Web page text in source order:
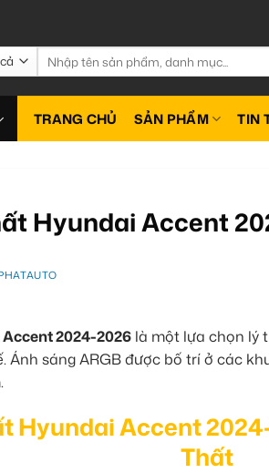
Tìm
kiếm:
TRANG CHỦ SẢN PHẨM TIN
Hyundai Accent
2024-2026 là một lựa chọn lý
Ánh sáng ARGB được bố trí ở các
Hyundai Accent
Thất